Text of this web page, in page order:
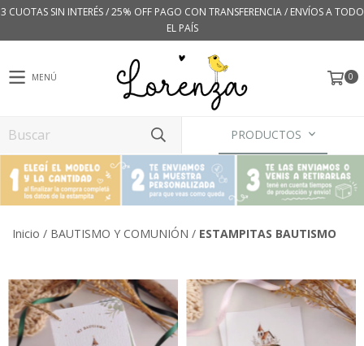
3 CUOTAS SIN INTERÉS / 25% OFF PAGO CON TRANSFERENCIA / ENVÍOS A TODO
EL PAÍS
MENÚ 0
PRODUCTOS
Inicio / BAUTISMO Y COMUNIÓN / ESTAMPITAS BAUTISMO